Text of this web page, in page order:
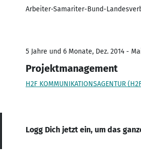
Arbeiter-Samariter-Bund-
5 Jahre und 6 Monate, Dez. 2014 -
Projektmanagement
H2F KOMMUNIKATIONSAGENTUR
Logg Dich jetzt ein, um das